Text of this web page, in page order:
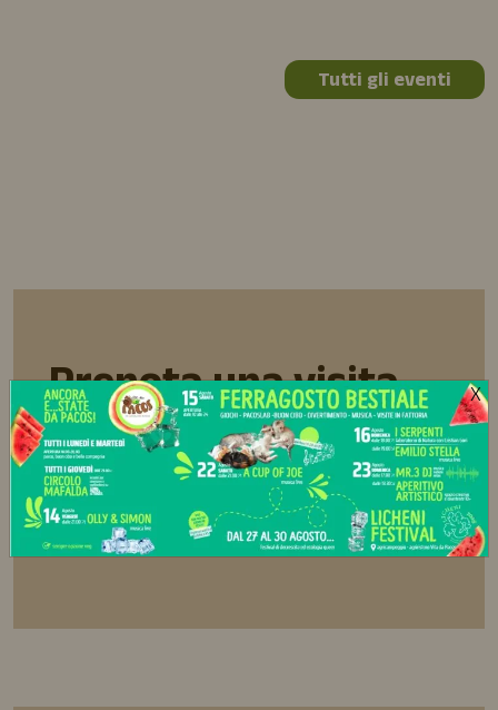
Tutti gli eventi
X
Prenota una visita
Vieni a trovarci!